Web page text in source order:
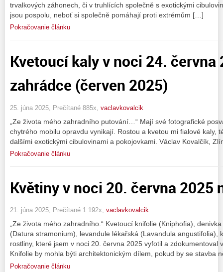
trvalkových záhonech, či v truhlících společně s exotickými
jsou pospolu, neboť si společně pomáhají proti extrémům […]
Pokračovanie článku
Kvetoucí kaly v noci 24. června
zahrádce (červen 2025)
25. júna 2025, Prečítané 885x, vaclavkovalcik
„Ze života mého zahradního putování…“ Mají své fotografické
chytrého mobilu opravdu vynikají. Rostou a kvetou mi fialové kaly,
dalšími exotickými cibulovinami a pokojovkami. Václav Kovalčík,
Pokračovanie článku
Květiny v noci 20. června 2025
21. júna 2025, Prečítané 1 192x, vaclavkovalcik
„Ze života mého zahradního.“ Kvetoucí knifolie (Kniphofia),
(Datura stramonium), levandule lékařská (Lavandula angustifolia),
rostliny, které jsem v noci 20. června 2025 vyfotil a zdokumentoval
Knifolie by mohla býti architektonickým dílem, pokud by se stavba
Pokračovanie článku